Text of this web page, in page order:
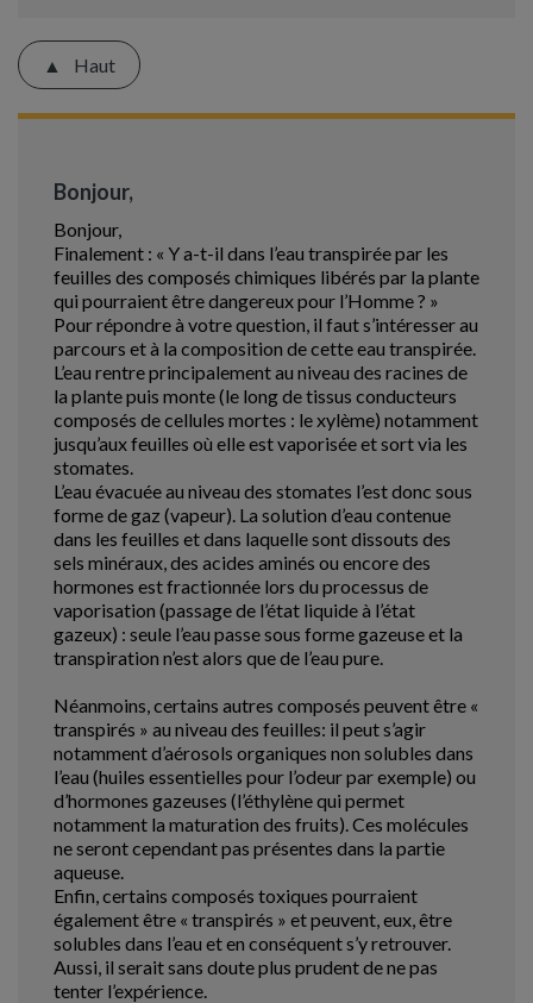
Haut
Bonjour,
Bonjour,
Finalement : « Y a-t-il dans l’eau transpirée par les
feuilles des composés chimiques libérés par la plante
qui pourraient être dangereux pour l’Homme ? »
Pour répondre à votre question, il faut s’intéresser au
parcours et à la composition de cette eau transpirée.
L’eau rentre principalement au niveau des racines de
la plante puis monte (le long de tissus conducteurs
composés de cellules mortes : le xylème) notamment
jusqu’aux feuilles où elle est vaporisée et sort via les
stomates.
L’eau évacuée au niveau des stomates l’est donc sous
forme de gaz (vapeur). La solution d’eau contenue
dans les feuilles et dans laquelle sont dissouts des
sels minéraux, des acides aminés ou encore des
hormones est fractionnée lors du processus de
vaporisation (passage de l’état liquide à l’état
gazeux) : seule l’eau passe sous forme gazeuse et la
transpiration n’est alors que de l’eau pure.
Néanmoins, certains autres composés peuvent être «
transpirés » au niveau des feuilles: il peut s’agir
notamment d’aérosols organiques non solubles dans
l’eau (huiles essentielles pour l’odeur par exemple) ou
d’hormones gazeuses (l’éthylène qui permet
notamment la maturation des fruits). Ces molécules
ne seront cependant pas présentes dans la partie
aqueuse.
Enfin, certains composés toxiques pourraient
également être « transpirés » et peuvent, eux, être
solubles dans l’eau et en conséquent s’y retrouver.
Aussi, il serait sans doute plus prudent de ne pas
tenter l’expérience.